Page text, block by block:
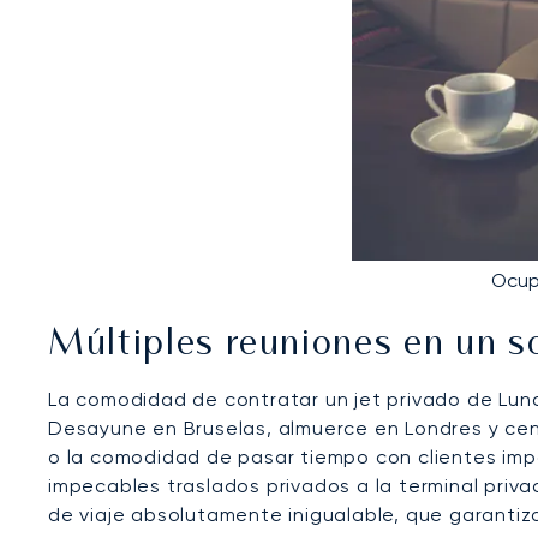
Múltiples reuniones en un
La comodidad de contratar un jet privado de
Desayune en Bruselas, almuerce en Londres y
o la comodidad de pasar tiempo con clientes
impecables traslados privados a la terminal
de viaje absolutamente inigualable, que